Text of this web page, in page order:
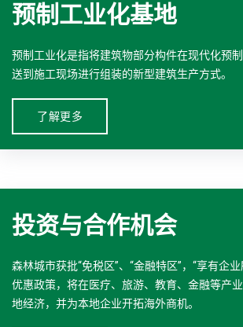
预制工业化基地
预制工业化是指将建筑物部分构件在现代化预
送到施工现场进行组装的新型建筑生产方式。
了解更多
投资与合作机会
森林城市获批“免税区”、“金融特区”，“享有企
优惠政策，将在医疗、旅游、教育、金融等产
地经济，并为本地企业开拓海外商机。